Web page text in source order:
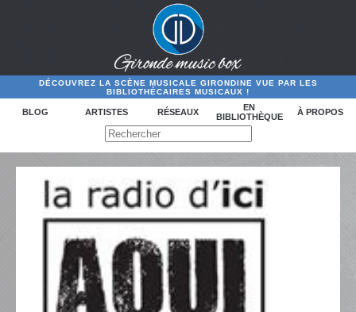
DÉCOUVREZ LA SCÈNE MUSICALE GIRONDINE VUE PAR LES
BIBLIOTHÉCAIRES MUSICAUX !
BLOG ARTISTES RÉSEAUX
EN
BIBLIOTHÈQUE
À PROPOS